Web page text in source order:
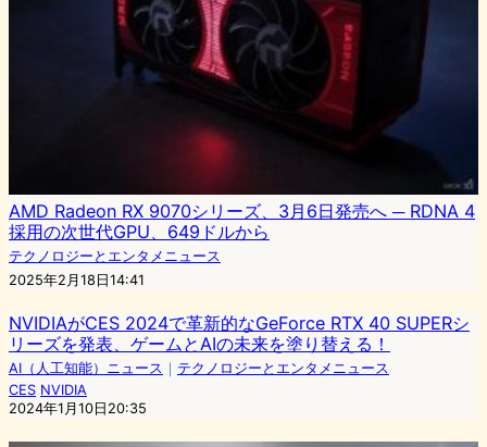
AMD Radeon RX 9070シリーズ、3月6日発売へ ─ RDNA 4
採用の次世代GPU、649ドルから
テクノロジーとエンタメニュース
2025年2月18日14:41
NVIDIAがCES 2024で革新的なGeForce RTX 40 SUPERシ
リーズを発表、ゲームとAIの未来を塗り替える！
AI（人工知能）ニュース ｜ テクノロジーとエンタメニュース
CES NVIDIA
2024年1月10日20:35